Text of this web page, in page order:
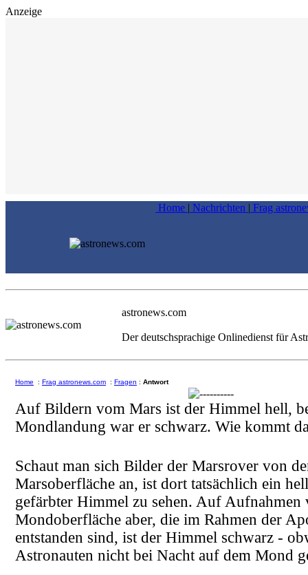
Anzeige
Home | Nachrichten | Frag
astronews.com
Der deutschsprachige Onlinedienst für
Home : Frag astronews.com : Fragen : Antwort
Auf Bildern vom Mars ist der Himmel hell,
Mondlandung war er schwarz. Wie kommt
Schaut man sich Bilder der Marsrover von
Marsoberfläche an, ist dort tatsächlich ein
gefärbter Himmel zu sehen. Auf Aufnahmen
Mondoberfläche aber, die im Rahmen der
entstanden sind, ist der Himmel schwarz -
Astronauten nicht bei Nacht auf dem Mond